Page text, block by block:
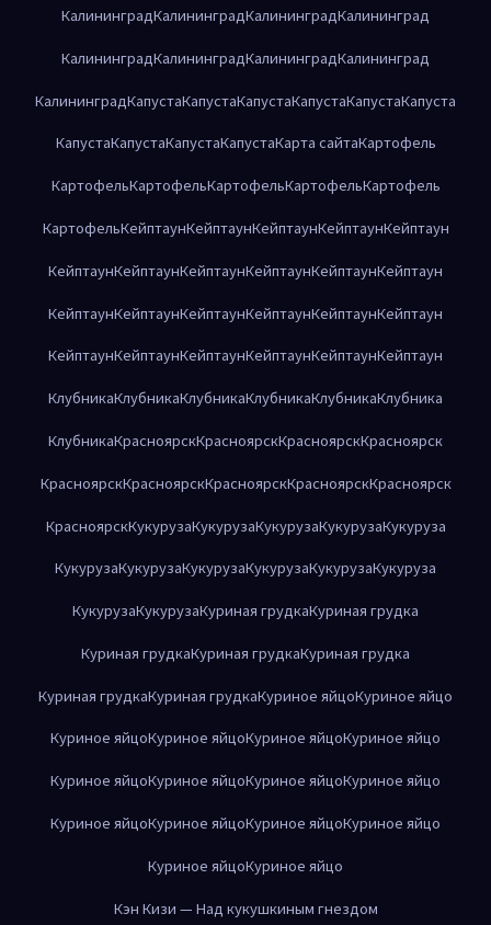
КалининградКалининградКалининградКалининград
КалининградКалининградКалининградКалининград
КалининградКапустаКапустаКапустаКапустаКапустаКапуста
КапустаКапустаКапустаКапустаКарта сайтаКартофель
КартофельКартофельКартофельКартофельКартофель
КартофельКейптаунКейптаунКейптаунКейптаунКейптаун
КейптаунКейптаунКейптаунКейптаунКейптаунКейптаун
КейптаунКейптаунКейптаунКейптаунКейптаунКейптаун
КейптаунКейптаунКейптаунКейптаунКейптаунКейптаун
КлубникаКлубникаКлубникаКлубникаКлубникаКлубника
КлубникаКрасноярскКрасноярскКрасноярскКрасноярск
КрасноярскКрасноярскКрасноярскКрасноярскКрасноярск
КрасноярскКукурузаКукурузаКукурузаКукурузаКукуруза
КукурузаКукурузаКукурузаКукурузаКукурузаКукуруза
КукурузаКукурузаКуриная грудкаКуриная грудка
Куриная грудкаКуриная грудкаКуриная грудка
Куриная грудкаКуриная грудкаКуриное яйцоКуриное яйцо
Куриное яйцоКуриное яйцоКуриное яйцоКуриное яйцо
Куриное яйцоКуриное яйцоКуриное яйцоКуриное яйцо
Куриное яйцоКуриное яйцоКуриное яйцоКуриное яйцо
Куриное яйцоКуриное яйцо
Кэн Кизи — Над кукушкиным гнездом